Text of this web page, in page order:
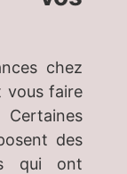
chez
vous faire
des
qui ont